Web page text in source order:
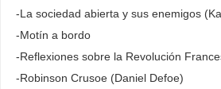
-La sociedad abierta y sus enemigos
-Motín a bordo
-Reflexiones sobre la Revolución
-Robinson Crusoe (Daniel Defoe)